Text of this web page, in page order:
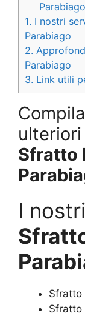
Parabiago
1. I nostri
Parabiago
2.
Parabiago
3. Link utili
ulteriori
Sfratto
I
Sfratto
Sfratto